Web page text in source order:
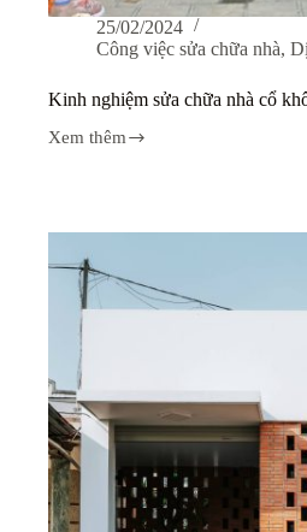
25/02/2024
Công việc sửa chữa nhà,
Kinh nghiệm sửa chữa nhà cổ
Xem thêm
Kinh
nhà
khôi
phục